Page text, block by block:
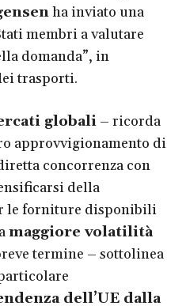
ha inviato una
membri a valutare
domanda”, in
trasporti.
globali – ricorda
approvvigionamento di
concorrenza con
della
le forniture disponibili
maggiore volatilità
termine – sottolinea
dell’UE dalla